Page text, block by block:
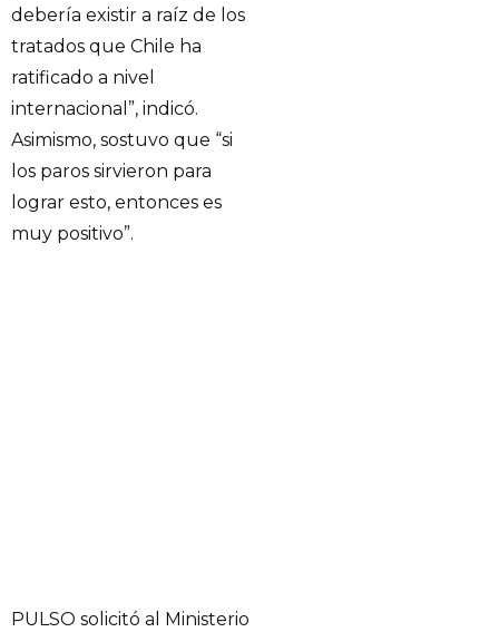
debería existir a raíz de los
tratados que Chile ha
ratificado a nivel
internacional”, indicó.
Asimismo, sostuvo que “si
los paros sirvieron para
lograr esto, entonces es
muy positivo”.
PULSO solicitó al Ministerio